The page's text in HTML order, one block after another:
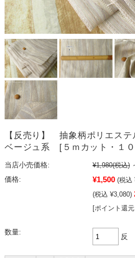
【反売り】 抽象柄ポリエス
ベージュ系 [５ｍカット・１
当店小売価格: ¥1,980(税込)
価格:
¥1,500 (税込
(税込 ¥3,080)
[ポイント還
数量:
反